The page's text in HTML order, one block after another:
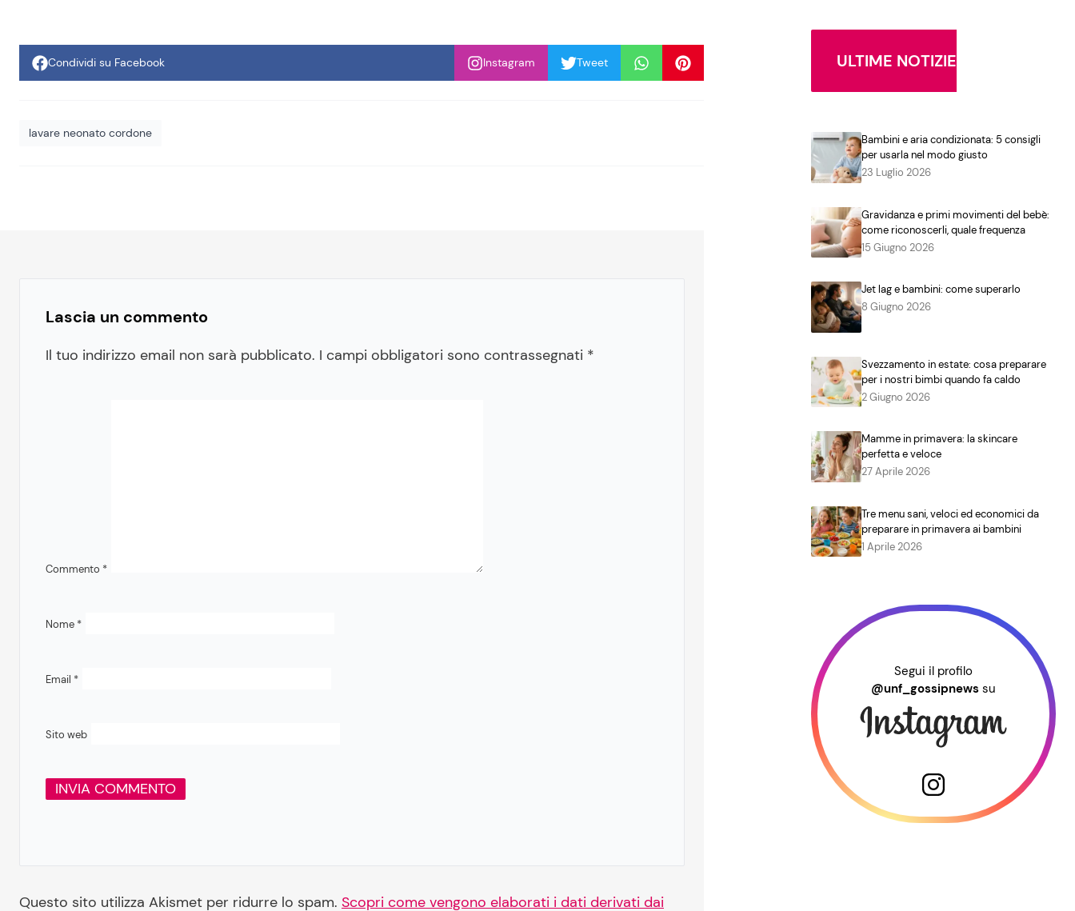
Condividi su Facebook Instagram Tweet
lavare neonato cordone
Lascia un commento
Il tuo indirizzo email non sarà pubblicato. I campi obbligatori sono contrassegnati *
Commento *
Nome *
Email *
Sito web
Questo sito utilizza Akismet per ridurre lo spam. Scopri come vengono elaborati i dati derivati dai
ULTIME NOTIZIE
Bambini e aria condizionata: 5 consigli
per usarla nel modo giusto
23 Luglio 2026
Gravidanza e primi movimenti del bebè:
come riconoscerli, quale frequenza
15 Giugno 2026
Jet lag e bambini: come superarlo
8 Giugno 2026
Svezzamento in estate: cosa preparare
per i nostri bimbi quando fa caldo
2 Giugno 2026
Mamme in primavera: la skincare
perfetta e veloce
27 Aprile 2026
Tre menu sani, veloci ed economici da
preparare in primavera ai bambini
1 Aprile 2026
Segui il profilo
@unf_gossipnews su